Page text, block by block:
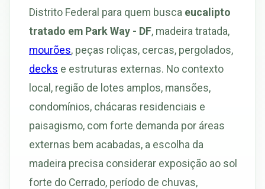
Distrito Federal para quem busca eucalipto
tratado em Park Way - DF, madeira tratada,
mourões, peças roliças, cercas, pergolados,
decks e estruturas externas. No contexto
local, região de lotes amplos, mansões,
condomínios, chácaras residenciais e
paisagismo, com forte demanda por áreas
externas bem acabadas, a escolha da
madeira precisa considerar exposição ao sol
forte do Cerrado, período de chuvas,